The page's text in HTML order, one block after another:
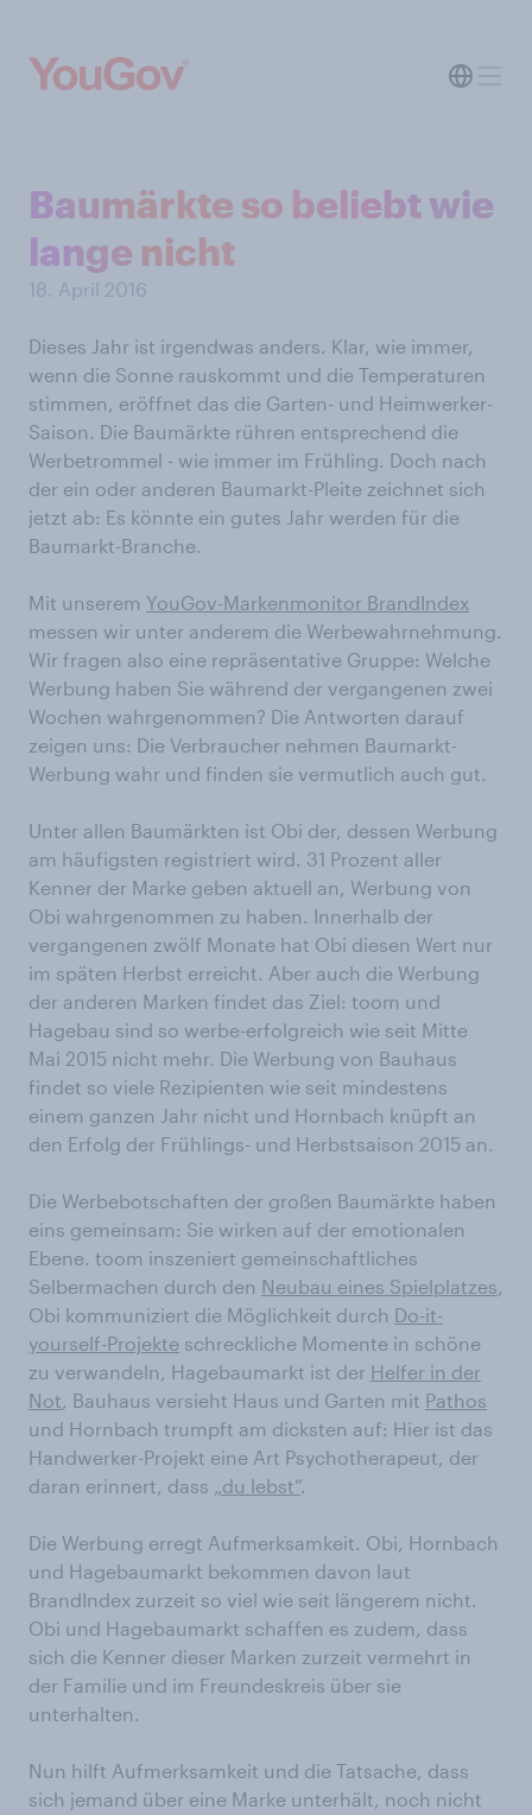
Baumärkte so beliebt wie
lange nicht
18. April 2016
Dieses Jahr ist irgendwas anders. Klar, wie immer,
wenn die Sonne rauskommt und die Temperaturen
stimmen, eröffnet das die Garten- und Heimwerker-
Saison. Die Baumärkte rühren entsprechend die
Werbetrommel - wie immer im Frühling. Doch nach
der ein oder anderen Baumarkt-Pleite zeichnet sich
jetzt ab: Es könnte ein gutes Jahr werden für die
Baumarkt-Branche.
Mit unserem YouGov-Markenmonitor BrandIndex
messen wir unter anderem die Werbewahrnehmung.
Wir fragen also eine repräsentative Gruppe: Welche
Werbung haben Sie während der vergangenen zwei
Wochen wahrgenommen? Die Antworten darauf
zeigen uns: Die Verbraucher nehmen Baumarkt-
Werbung wahr und finden sie vermutlich auch gut.
Unter allen Baumärkten ist Obi der, dessen Werbung
am häufigsten registriert wird. 31 Prozent aller
Kenner der Marke geben aktuell an, Werbung von
Obi wahrgenommen zu haben. Innerhalb der
vergangenen zwölf Monate hat Obi diesen Wert nur
im späten Herbst erreicht. Aber auch die Werbung
der anderen Marken findet das Ziel: toom und
Hagebau sind so werbe-erfolgreich wie seit Mitte
Mai 2015 nicht mehr. Die Werbung von Bauhaus
findet so viele Rezipienten wie seit mindestens
einem ganzen Jahr nicht und Hornbach knüpft an
den Erfolg der Frühlings- und Herbstsaison 2015 an.
Die Werbebotschaften der großen Baumärkte haben
eins gemeinsam: Sie wirken auf der emotionalen
Ebene. toom inszeniert gemeinschaftliches
Selbermachen durch den Neubau eines Spielplatzes,
Obi kommuniziert die Möglichkeit durch Do-it-
yourself-Projekte schreckliche Momente in schöne
zu verwandeln, Hagebaumarkt ist der Helfer in der
Not, Bauhaus versieht Haus und Garten mit Pathos
und Hornbach trumpft am dicksten auf: Hier ist das
Handwerker-Projekt eine Art Psychotherapeut, der
daran erinnert, dass „du lebst“.
Die Werbung erregt Aufmerksamkeit. Obi, Hornbach
und Hagebaumarkt bekommen davon laut
BrandIndex zurzeit so viel wie seit längerem nicht.
Obi und Hagebaumarkt schaffen es zudem, dass
sich die Kenner dieser Marken zurzeit vermehrt in
der Familie und im Freundeskreis über sie
unterhalten.
Nun hilft Aufmerksamkeit und die Tatsache, dass
sich jemand über eine Marke unterhält, noch nicht